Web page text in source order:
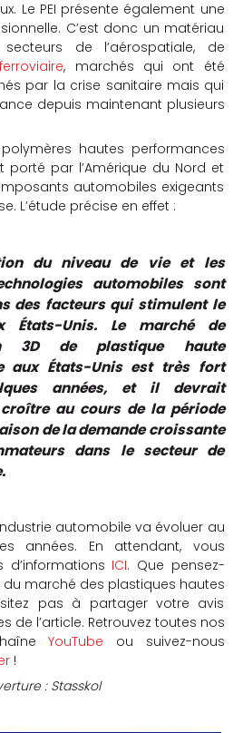
Le PEI présente également une
C’est donc un matériau
de l’aérospatiale, de
ferroviaire, marchés qui ont été
par la crise sanitaire mais qui
depuis maintenant plusieurs
hautes performances
porté par l’Amérique du Nord et
automobiles exigeants
L’étude précise en effet :
du niveau de vie et les
automobiles sont
des facteurs qui stimulent le
États-Unis. Le marché de
3D de plastique haute
aux États-Unis est très fort
années, et il devrait
au cours de la période
de la demande croissante
dans le secteur de
.
automobile va évoluer au
années. En attendant, vous
d’informations ICI. Que pensez-
marché des plastiques hautes
pas à partager votre avis
de l’article. Retrouvez toutes nos
YouTube ou suivez-nous
!
: Stasskol